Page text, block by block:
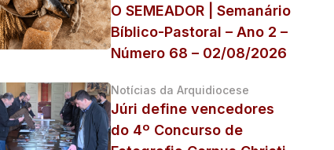
O SEMEADOR | Semanário
Bíblico-Pastoral – Ano 2 –
Número 68 – 02/08/2026
Notícias da Arquidiocese
Júri define vencedores
do 4º Concurso de